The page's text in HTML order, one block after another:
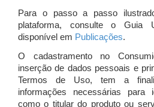
Para o passo a passo
plataforma, consulte o Guia
disponível em Publicações.
O cadastramento no
inserção de dados pessoais e
Termos de Uso, tem a
informações necessárias para
como o titular do produto ou